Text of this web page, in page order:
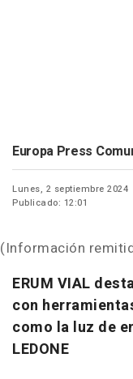
Europa Press
Lunes, 2 septiembre 2024
Publicado: 12:01
(Información
ERUM VIAL
con
como la luz de
LEDONE